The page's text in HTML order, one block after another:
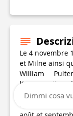
Le 4 novembre
et Milne ainsi
William
l’inauguration
la pierre,
les noms de 3
Dimmi cosa